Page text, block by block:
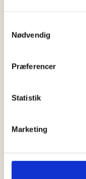
Nødvendig
Præferencer
Statistik
Marketing
06 august, 2026
sælges:
Brøndums Hotel er
undersøgelser,